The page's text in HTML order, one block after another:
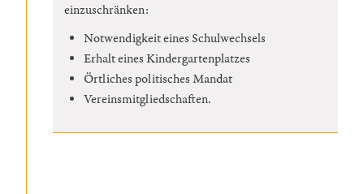
einzuschränken:
Notwendigkeit eines Schulwechsels
Erhalt eines Kindergartenplatzes
Örtliches politisches Mandat
Vereinsmitgliedschaften.